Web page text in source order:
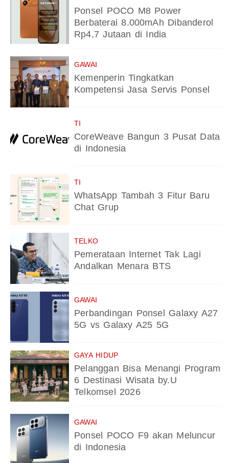
Ponsel POCO M8 Power
Berbaterai 8.000mAh Dibanderol
Rp4,7 Jutaan di India
GAWAI
Kemenperin Tingkatkan
Kompetensi Jasa Servis Ponsel
TI
CoreWeave Bangun 3 Pusat Data
di Indonesia
TI
WhatsApp Tambah 3 Fitur Baru
Chat Grup
TELKO
Pemerataan Internet Tak Lagi
Andalkan Menara BTS
GAWAI
Perbandingan Ponsel Galaxy A27
5G vs Galaxy A25 5G
GAYA HIDUP
Pelanggan Bisa Menangi Program
6 Destinasi Wisata by.U
Telkomsel 2026
GAWAI
Ponsel POCO F9 akan Meluncur
di Indonesia